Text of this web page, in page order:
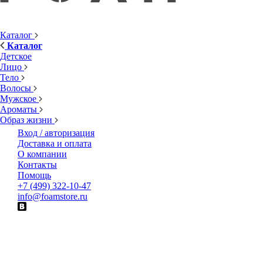
Каталог
Каталог
Детское
Лицо
Тело
Волосы
Мужское
Ароматы
Образ жизни
Вход / авторизация
Доставка и оплата
О компании
Контакты
Помощь
+7 (499) 322-10-47
info@foamstore.ru